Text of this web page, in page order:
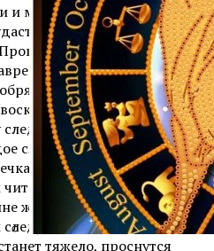
и муки им чужды. Получить
если прибегнуть к
сильные ритуалы
человеку, которого
проводиться в церкви.
нужно посетить
выстоять всю
слово, сказанное святым
ставится у иконы за
«отче наш» и
желается только всего
с чистой, спокойной
тяжело, проснутся